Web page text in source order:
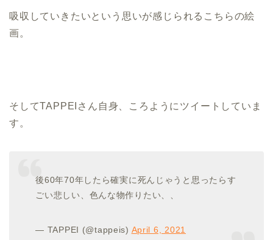
吸収していきたいという思いが感じられるこちらの絵
画。
そしてTAPPEIさん自身、ころようにツイートしていま
す。
後60年70年したら確実に死んじゃうと思ったらす
ごい悲しい、色んな物作りたい、、
— TAPPEI (@tappeis) April 6, 2021